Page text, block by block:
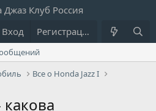
Что нового?
Вход Регистрация
Все о Honda Jazz I
какова